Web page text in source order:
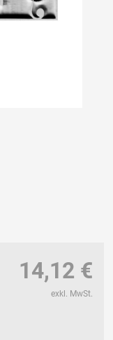
14,12 €
exkl. MwSt.